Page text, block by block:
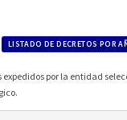
LISTADO DE DECRETOS POR
expedidos por la entidad